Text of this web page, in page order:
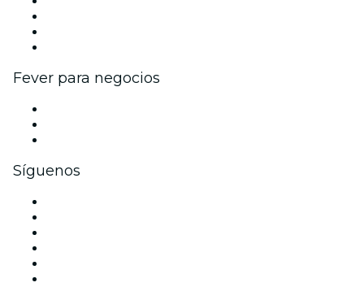
Fever para negocios
Síguenos